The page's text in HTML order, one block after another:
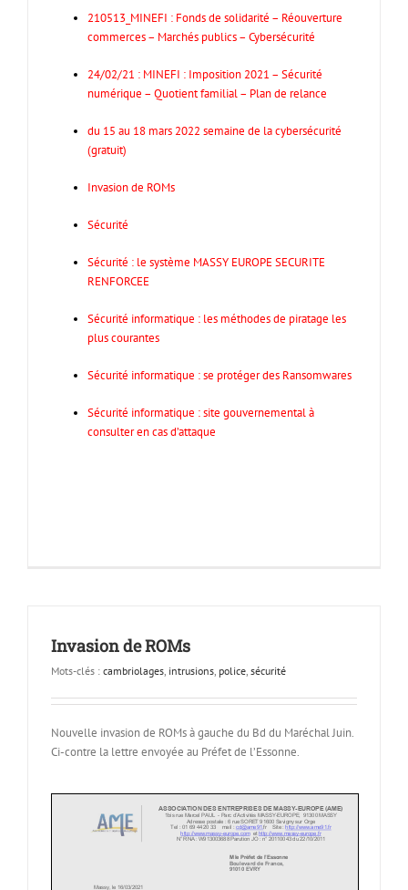
210513_MINEFI : Fonds de solidarité – Réouverture
commerces – Marchés publics – Cybersécurité
24/02/21 : MINEFI : Imposition 2021 – Sécurité
numérique – Quotient familial – Plan de relance
du 15 au 18 mars 2022 semaine de la cybersécurité
(gratuit)
Invasion de ROMs
Sécurité
Sécurité : le système MASSY EUROPE SECURITE
RENFORCEE
Sécurité informatique : les méthodes de piratage les
plus courantes
Sécurité informatique : se protéger des Ransomwares
Sécurité informatique : site gouvernemental à
consulter en cas d’attaque
Invasion de ROMs
Mots-clés : cambriolages, intrusions, police, sécurité
Nouvelle invasion de ROMs à gauche du Bd du Maréchal Juin.
Ci-contre la lettre envoyée au Préfet de l’Essonne.